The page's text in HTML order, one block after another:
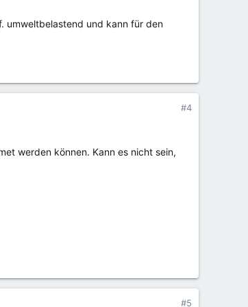
umweltbelastend und kann für den
#4
werden können. Kann es nicht sein,
#5